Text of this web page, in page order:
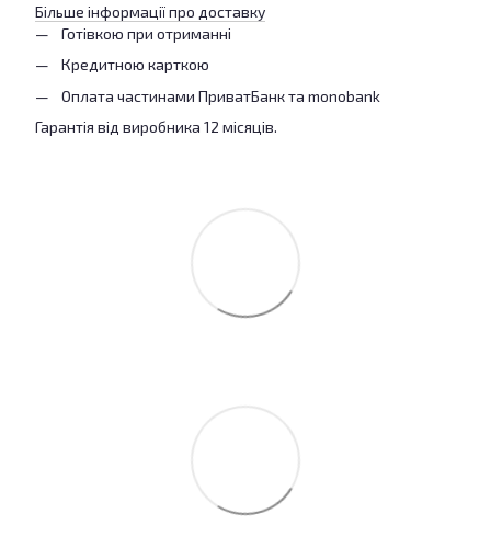
Більше інформації про доставку
Готівкою при отриманні
Кредитною карткою
Оплата частинами ПриватБанк та monobank
Гарантія від виробника 12 місяців.